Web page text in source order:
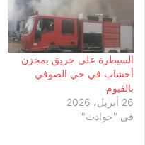
السيطرة على حريق بمخزن
أخشاب في حي الصوفي
بالفيوم
26 أبريل، 2026
في "حوادث"